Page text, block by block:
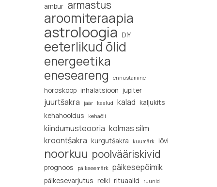
ambur armastus
aroomiteraapia
astroloogia DIY
eeterlikud õlid
energeetika
eneseareng
ennustamine
horoskoop inhalatsioon jupiter
juurtšakra jäär kaalud kalad kaljukits
kehahooldus
kehaõli
kiindumusteooria kolmas silm
kroontšakra kurgutšakra kuumärk lõvi
noorkuu poolvääriskivid
prognoos päikesemärk päikesepõimik
päikesevarjutus reiki rituaalid ruunid